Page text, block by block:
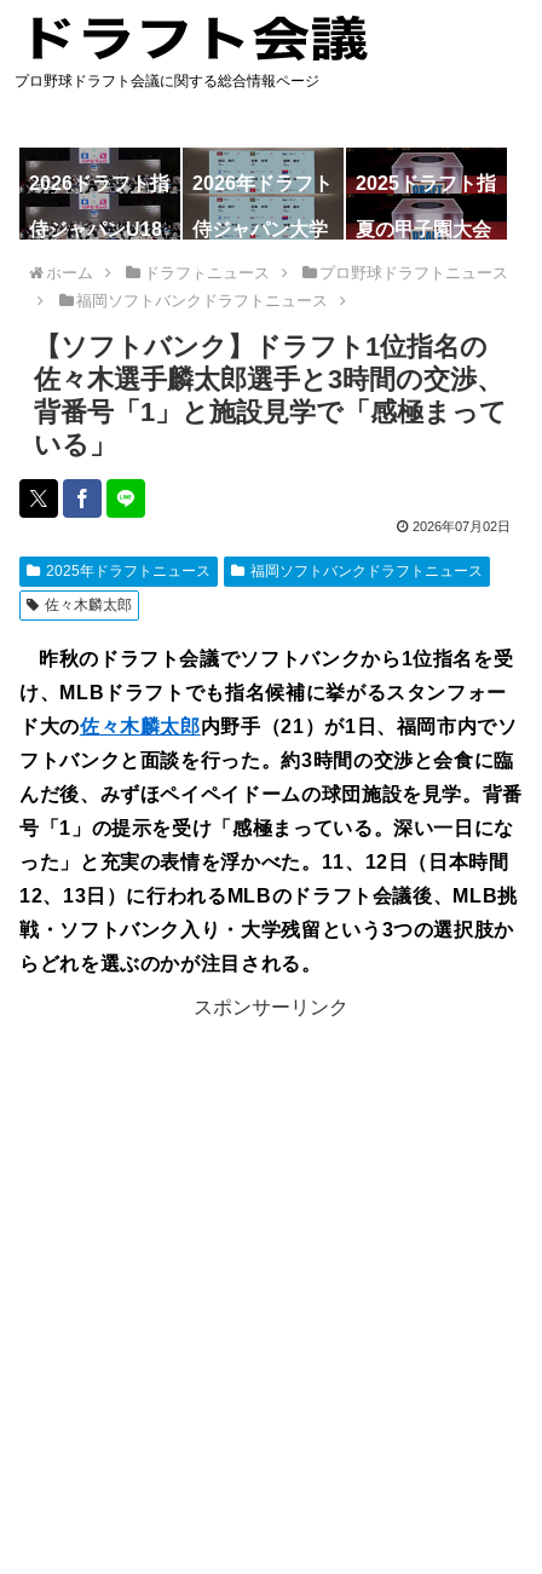
プロ野球ドラフト会議に関する総合情報ページ
2026ドラフト指
名予想
2026年ドラフト
候補
2025ドラフト指
名一覧
侍ジャパンU18
代表
侍ジャパン大学
夏の甲子園大会
ホーム ドラフトニュース
プロ野球ドラフトニュース
福岡ソフトバンクドラフトニュース
【ソフトバンク】ドラフト1位指名の
佐々木選手麟太郎選手と3時間の交渉、
背番号「1」と施設見学で「感極まって
いる」
2026年07月02日
2025年ドラフトニュース
福岡ソフトバンクドラフトニュース
佐々木麟太郎
昨秋のドラフト会議でソフトバンクから1位指名を受
け、MLBドラフトでも指名候補に挙がるスタンフォー
ド大の佐々木麟太郎内野手（21）が1日、福岡市内でソ
フトバンクと面談を行った。約3時間の交渉と会食に臨
んだ後、みずほペイペイドームの球団施設を見学。背番
号「1」の提示を受け「感極まっている。深い一日にな
った」と充実の表情を浮かべた。11、12日（日本時間
12、13日）に行われるMLBのドラフト会議後、MLB挑
戦・ソフトバンク入り・大学残留という3つの選択肢か
らどれを選ぶのかが注目される。
スポンサーリンク